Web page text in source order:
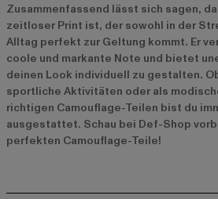
Zusammenfassend lässt sich sagen,
zeitloser Print ist, der sowohl in der
Alltag perfekt zur Geltung kommt. Er
coole und markante Note und bietet
deinen Look individuell zu gestalten.
sportliche Aktivitäten oder als
richtigen Camouflage-Teilen bist du
ausgestattet. Schau bei Def-Shop
perfekten Camouflage-Teile!